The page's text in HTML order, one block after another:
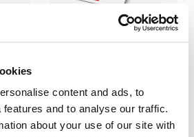
content and ads, to
and to analyse our traffic.
about your use of our site with
Zemits FrioLift
7 300 zł 12 200 zł